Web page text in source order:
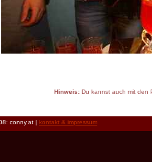
Hinweis:Du kannst auch mit den
conny.at | kontakt & impressum